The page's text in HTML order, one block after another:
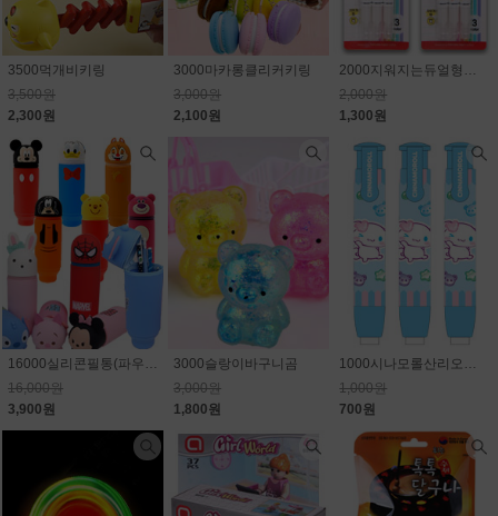
3500먹개비키링
3,500원
2,300원
3000마카롱클리커키링
3,000원
2,100원
2000지워지는듀얼형광펜
2,000원
1,300원
16000실리콘필통(파우치)_캐릭터 랜덤(마블,스티치,디즈니)75.6% 할인
16,000원
3,900원
3000슬랑이바구니곰
3,000원
1,800원
1000시나모롤산리오노크식지우개
1,000원
700원